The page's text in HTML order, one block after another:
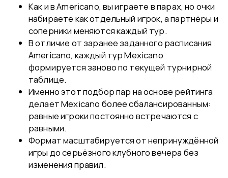
Как и в Americano, вы играете в парах, но очки
набираете как отдельный игрок, а партнёры и
соперники меняются каждый тур.
В отличие от заранее заданного расписания
Americano, каждый тур Mexicano
формируется заново по текущей турнирной
таблице.
Именно этот подбор пар на основе рейтинга
делает Mexicano более сбалансированным:
равные игроки постоянно встречаются с
равными.
Формат масштабируется от непринуждённой
игры до серьёзного клубного вечера без
изменения правил.